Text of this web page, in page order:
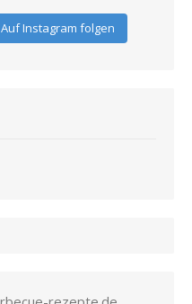
Auf Instagram folgen